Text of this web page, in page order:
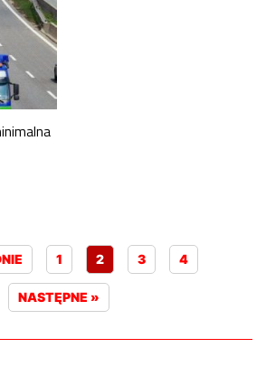
1 2 3 4
NASTĘPNE »